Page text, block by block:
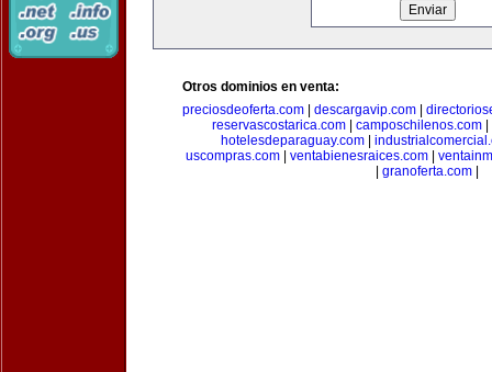
Otros dominios en venta:
preciosdeoferta.com
descargavip.com
reservascostarica.com
camposchilenos.com
hotelesdeparaguay.com|
uscompras.com| ventabienesraices.com|
granoferta.com